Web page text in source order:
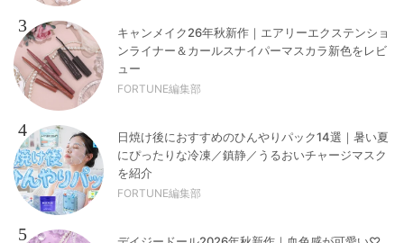
3
キャンメイク26年秋新作｜エアリーエクステンショ
ンライナー＆カールスナイパーマスカラ新色をレビ
ュー
FORTUNE編集部
4
日焼け後におすすめのひんやりパック14選｜暑い夏
にぴったりな冷凍／鎮静／うるおいチャージマスク
を紹介
FORTUNE編集部
5